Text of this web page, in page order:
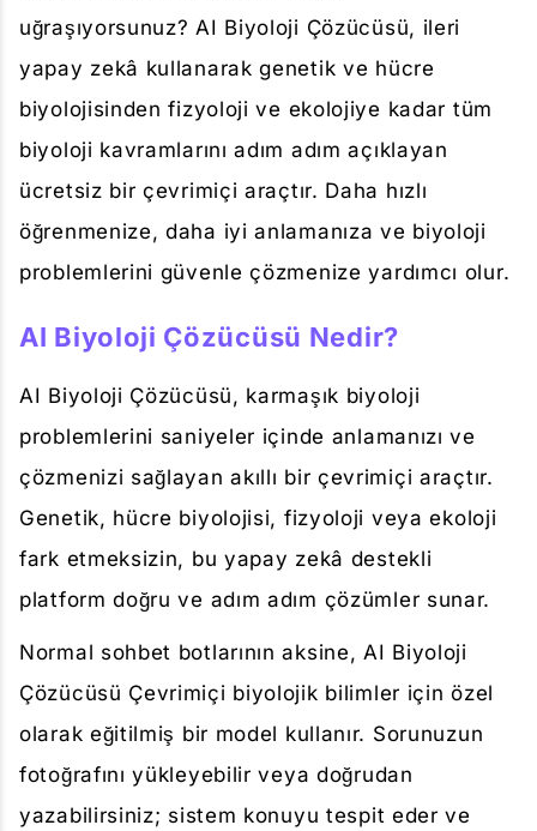
uğraşıyorsunuz? AI Biyoloji Çözücüsü, ileri
yapay zekâ kullanarak genetik ve hücre
biyolojisinden fizyoloji ve ekolojiye kadar tüm
biyoloji kavramlarını adım adım açıklayan
ücretsiz bir çevrimiçi araçtır. Daha hızlı
öğrenmenize, daha iyi anlamanıza ve biyoloji
problemlerini güvenle çözmenize yardımcı olur.
AI Biyoloji Çözücüsü Nedir?
AI Biyoloji Çözücüsü, karmaşık biyoloji
problemlerini saniyeler içinde anlamanızı ve
çözmenizi sağlayan akıllı bir çevrimiçi araçtır.
Genetik, hücre biyolojisi, fizyoloji veya ekoloji
fark etmeksizin, bu yapay zekâ destekli
platform doğru ve adım adım çözümler sunar.
Normal sohbet botlarının aksine, AI Biyoloji
Çözücüsü Çevrimiçi biyolojik bilimler için özel
olarak eğitilmiş bir model kullanır. Sorunuzun
fotoğrafını yükleyebilir veya doğrudan
yazabilirsiniz; sistem konuyu tespit eder ve